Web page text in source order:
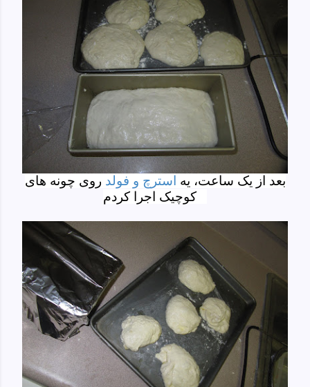
بعد از یک ساعت، یه استرچ و فولد روی چونه های